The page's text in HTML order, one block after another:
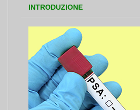
INTRODUZIONE